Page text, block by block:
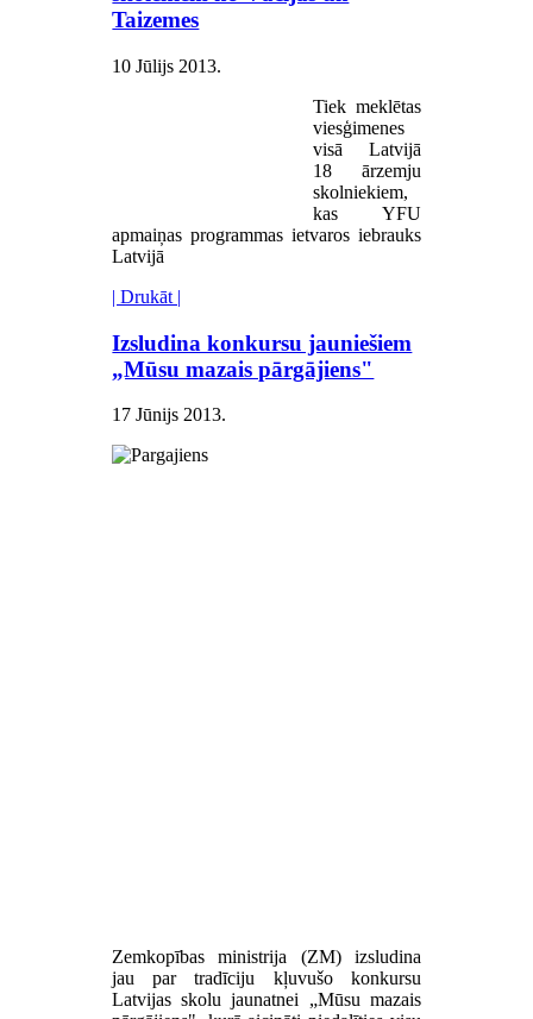
Taizemes
10 Jūlijs 2013.
Tiek meklētas
viesģimenes
visā Latvijā
18 ārzemju
skolniekiem,
kas YFU
apmaiņas programmas ietvaros iebrauks
Latvijā
| Drukāt |
Izsludina konkursu jauniešiem
„Mūsu mazais pārgājiens"
17 Jūnijs 2013.
Zemkopības ministrija (ZM) izsludina
jau par tradīciju kļuvušo konkursu
Latvijas skolu jaunatnei „Mūsu mazais